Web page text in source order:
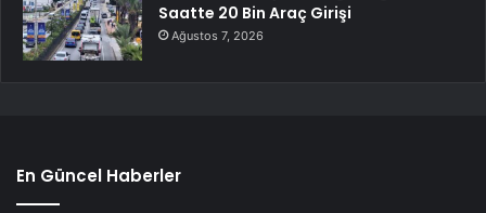
Saatte 20 Bin Araç Girişi
Ağustos 7, 2026
En Güncel Haberler